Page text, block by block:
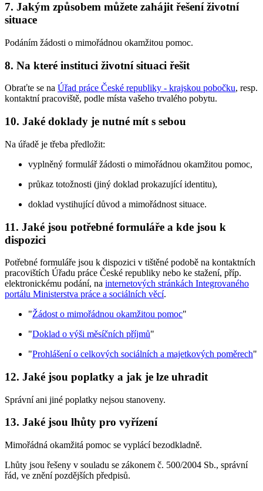
7. Jakým způsobem můžete zahájit řešení životní
situace
Podáním žádosti o mimořádnou okamžitou pomoc.
8. Na které instituci životní situaci řešit
Obraťte se na Úřad práce České republiky - krajskou pobočku, resp.
kontaktní pracoviště, podle místa vašeho trvalého pobytu.
10. Jaké doklady je nutné mít s sebou
Na úřadě je třeba předložit:
vyplněný formulář žádosti o mimořádnou okamžitou pomoc,
průkaz totožnosti (jiný doklad prokazující identitu),
doklad vystihující důvod a mimořádnost situace.
11. Jaké jsou potřebné formuláře a kde jsou k
dispozici
Potřebné formuláře jsou k dispozici v tištěné podobě na kontaktních
pracovištích Úřadu práce České republiky nebo ke stažení, příp.
elektronickému podání, na internetových stránkách Integrovaného
portálu Ministerstva práce a sociálních věcí.
"Žádost o mimořádnou okamžitou pomoc"
"Doklad o výši měsíčních příjmů"
"Prohlášení o celkových sociálních a majetkových poměrech"
12. Jaké jsou poplatky a jak je lze uhradit
Správní ani jiné poplatky nejsou stanoveny.
13. Jaké jsou lhůty pro vyřízení
Mimořádná okamžitá pomoc se vyplácí bezodkladně.
Lhůty jsou řešeny v souladu se zákonem č. 500/2004 Sb., správní
řád, ve znění pozdějších předpisů.